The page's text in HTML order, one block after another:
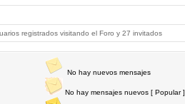
registrados visitando el Foro y 27 invitados
No hay nuevos mensajes
No hay mensajes nuevos [ Popular ]